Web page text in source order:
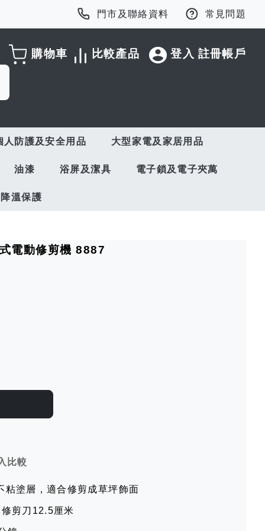
門市及聯絡資料 常見問題
登入 註冊帳戶
比較產品
購物車
人防護及安全用品 大型家電及家居用品
油漆 浴屏及潔具 電子鎖及電子夾萬
溫保護
電動修剪機 8887
比較
粘塗層，適合修剪成草坪飾面
剪刀12.5厘米